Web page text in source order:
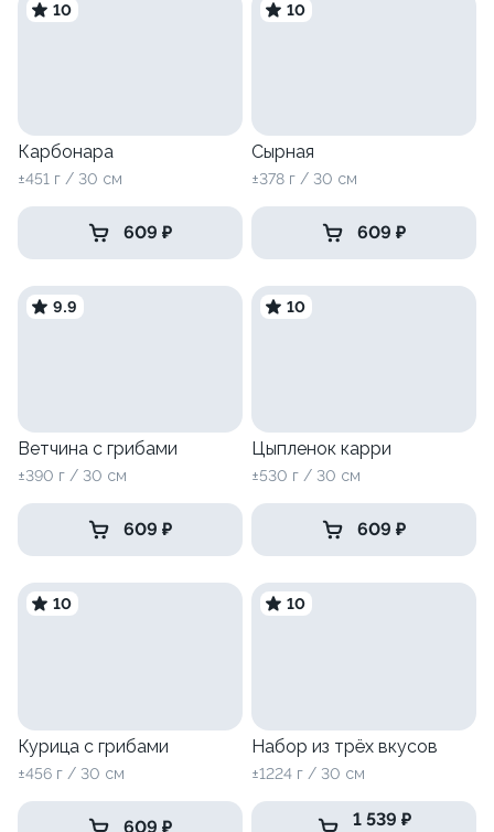
10
Карбонара
±451 г / 30 см
609 ₽
10
Сырная
±378 г / 30 см
609 ₽
9.9
Ветчина с грибами
±390 г / 30 см
609 ₽
10
Цыпленок карри
±530 г / 30 см
609 ₽
10
Курица с грибами
±456 г / 30 см
609 ₽
10
Набор из трёх вкусов
±1224 г / 30 см
1 539 ₽